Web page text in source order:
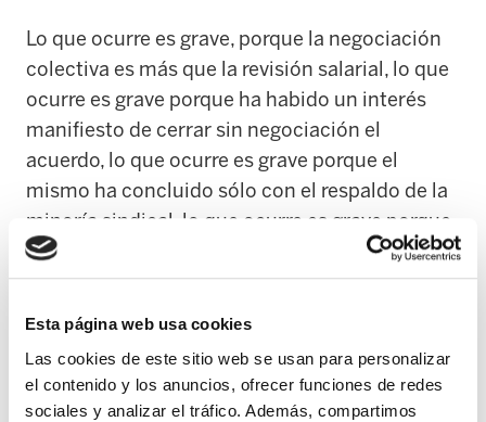
Esta página web usa cookies
Las cookies de este sitio web se usan para personalizar
el contenido y los anuncios, ofrecer funciones de redes
sociales y analizar el tráfico. Además, compartimos
Lo que ocurre es grave, porque la negociación
colectiva es más que la revisión salarial, lo que
ocurre es grave porque ha habido un interés
manifiesto de cerrar sin negociación el
acuerdo, lo que ocurre es grave porque el
mismo ha concluido sólo con el respaldo de la
minoría sindical, lo que ocurre es grave porque
llueve sobre mojado, porque marca un estilo en
el que no se respetan las reglas de juego, de
dialogar, de negociar, de respetar lo que es y
mayoría sindical electa.